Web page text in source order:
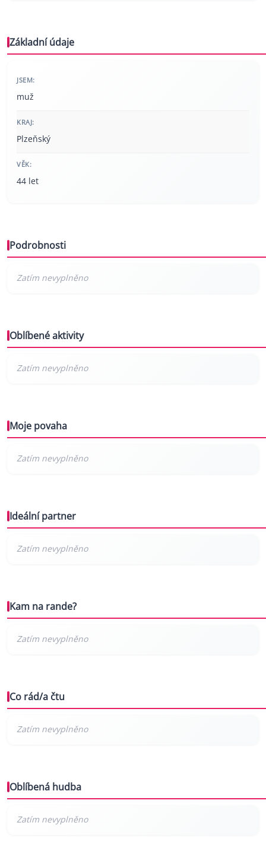
Základní údaje
JSEM:
muž
KRAJ:
Plzeňský
VĚK:
44 let
Podrobnosti
Oblíbené aktivity
Moje povaha
Ideální partner
Kam na rande?
Co rád/a čtu
Oblíbená hudba